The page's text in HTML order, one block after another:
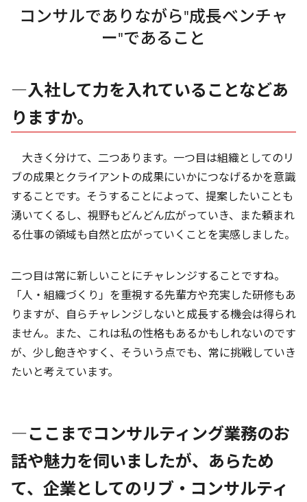
コンサルでありながら"成長ベンチャ
ー"であること
―入社して力を入れていることなどあ
りますか。
大きく分けて、二つあります。一つ目は組織としてのリ
ブの成果とクライアントの成果にいかにつなげるかを意識
することです。そうすることによって、提案したいことも
湧いてくるし、視野もどんどん広がっていき、また頼まれ
る仕事の領域も自然と広がっていくことを実感しました。
二つ目は常に新しいことにチャレンジすることですね。
「人・組織づくり」を重視する先輩方や充実した研修もあ
りますが、自らチャレンジしないと成長する機会は得られ
ません。また、これは私の性格もあるかもしれないのです
が、少し飽きやすく、そういう点でも、常に挑戦していき
たいと考えています。
―ここまでコンサルティング業務のお
話や魅力を伺いましたが、あらため
て、企業としてのリブ・コンサルティ